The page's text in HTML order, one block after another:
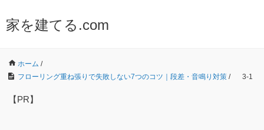
家を建てる.com
ホーム /
フローリング重ね張りで失敗しない7つのコツ｜段差・音鳴り対策 / 3-1
【PR】